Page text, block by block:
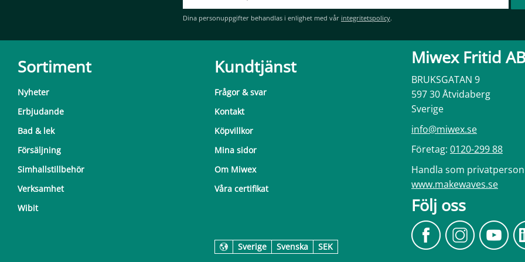
Dina personuppgifter behandlas i enlighet med vår integritetspolicy.
Sortiment
Nyheter
Erbjudande
Bad & lek
Försäljning
Simhallstillbehör
Verksamhet
Wibit
Kundtjänst
Frågor & svar
Kontakt
Köpvillkor
Mina sidor
Om Miwex
Våra certifikat
Sverige Svenska SEK
Miwex Fritid AB
BRUKSGATAN 9
597 30 Åtvidaberg
Sverige
info@miwex.se
Företag: 0120-299 88
Handla som
www.makewaves.se
Följ oss